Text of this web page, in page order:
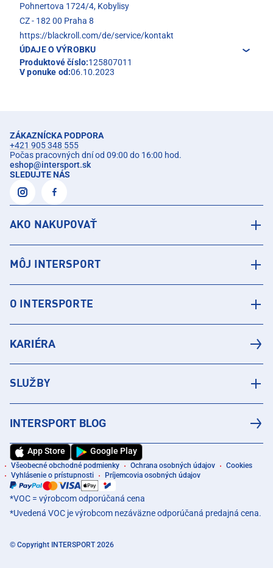
Pohnertova 1724/4, Kobylisy
CZ - 182 00 Praha 8
https://blackroll.com/de/service/kontakt
ÚDAJE O VÝROBKU
Produktové číslo:125807011
V ponuke od:06.10.2023
ZÁKAZNÍCKA PODPORA
+421 905 348 555
Počas pracovných dní od 09:00 do 16:00 hod.
eshop@intersport.sk
SLEDUJTE NÁS
AKO NAKUPOVAŤ
MÔJ INTERSPORT
O INTERSPORTE
KARIÉRA
SLUŽBY
INTERSPORT BLOG
App Store Google Play
Všeobecné obchodné podmienky Ochrana osobných údajov
Cookies
Vyhlásenie o prístupnosti
Príjemcovia osobných údajov
*VOC = výrobcom odporúčaná cena
*Uvedená VOC je výrobcom nezáväzne odporúčaná predajná cena.
© Copyright INTERSPORT 2026